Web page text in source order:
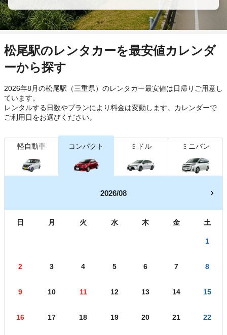
松尾駅のレンタカーを最安値カレンダ
ーから探す
2026年8月の松尾駅（三重県）のレンタカー最安値は日帰り ご用意し
ています。
レンタルする日数やプランにより料金は変動します。カレンダーで
ご利用日をお選びください。
軽自動車 コンパクト ミドル ミニバン
2026/08
日 月 火 水 木 金 土
1
2 3 4 5 6 7 8
9 10 11 12 13 14 15
16 17 18 19 20 21 22